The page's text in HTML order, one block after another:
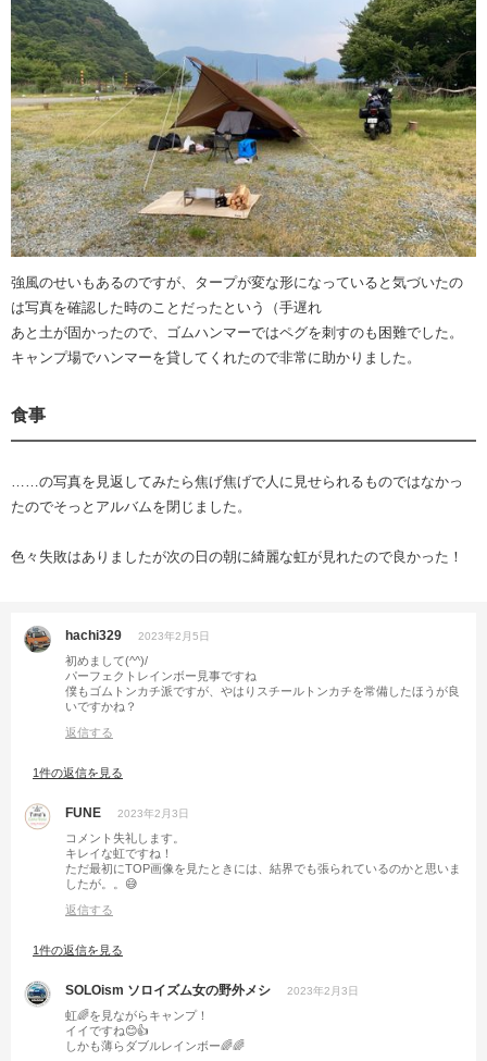
強風のせいもあるのですが、タープが変な形になっていると気づいたの
は写真を確認した時のことだったという（手遅れ
あと土が固かったので、ゴムハンマーではペグを刺すのも困難でした。
キャンプ場でハンマーを貸してくれたので非常に助かりました。
食事
……の写真を見返してみたら焦げ焦げで人に見せられるものではなかっ
たのでそっとアルバムを閉じました。
色々失敗はありましたが次の日の朝に綺麗な虹が見れたので良かった！
hachi329 2023年2月5日
初めまして(^^)/
パーフェクトレインボー見事ですね
僕もゴムトンカチ派ですが、やはりスチールトンカチを常備したほうが良
いですかね？
返信する
1件の返信を見る
FUNE 2023年2月3日
コメント失礼します。
キレイな虹ですね！
ただ最初にTOP画像を見たときには、結界でも張られているのかと思いま
したが。。😅
返信する
1件の返信を見る
SOLOism ソロイズム女の野外メシ 2023年2月3日
虹🌈を見ながらキャンプ！
イイですね😊👍
しかも薄らダブルレインボー🌈🌈